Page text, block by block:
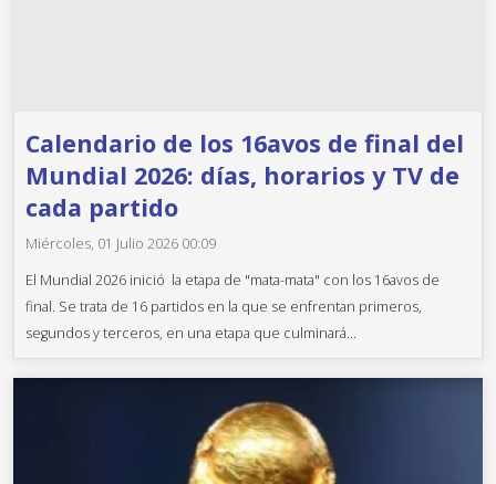
Calendario de los 16avos de final del
Mundial 2026: días, horarios y TV de
cada partido
Miércoles, 01 Julio 2026 00:09
El Mundial 2026 inició la etapa de "mata-mata" con los 16avos de
final. Se trata de 16 partidos en la que se enfrentan primeros,
segundos y terceros, en una etapa que culminará...